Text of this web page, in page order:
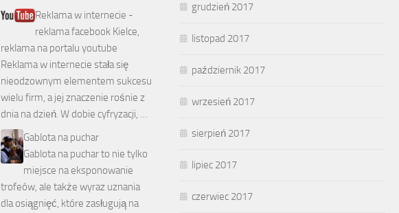
grudzień 2017
listopad 2017
październik 2017
wrzesień 2017
sierpień 2017
lipiec 2017
czerwiec 2017
Reklama w internecie -
reklama facebook Kielce,
reklama na portalu youtube
Reklama w internecie stała się
nieodzownym elementem sukcesu
wielu firm, a jej znaczenie rośnie z
dnia na dzień. W dobie cyfryzacji, …
Gablota na puchar
Gablota na puchar to nie tylko
miejsce na eksponowanie
trofeów, ale także wyraz uznania
dla osiągnięć, które zasługują na